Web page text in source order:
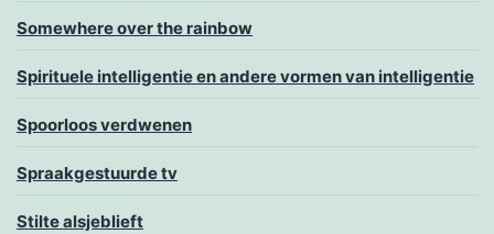
Somewhere over the rainbow
Spirituele intelligentie en andere vormen van intelligentie
Spoorloos verdwenen
Spraakgestuurde tv
Stilte alsjeblieft